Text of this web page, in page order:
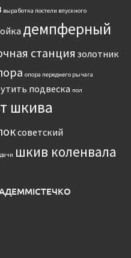
выработка постели впускного
демпферный
станция золотник
опора переднего рычага
подвеска пол
шкива
советский
шкив коленвала